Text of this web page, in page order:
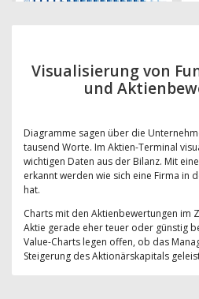
Visualisierung von
und
Diagramme sagen über die
tausend Worte. Im Aktien-Terminal
wichtigen Daten aus der Bilanz. Mit
erkannt werden wie sich eine Firma in
hat.
Charts mit den Aktienbewertungen im
Aktie gerade eher teuer oder günstig
Value-Charts legen offen, ob das
Steigerung des Aktionärskapitals